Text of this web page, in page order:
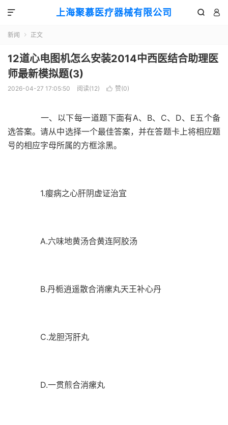
上海聚慕医疗器械有限公司  

新闻  正文
12道心电图机怎么安装2014中西医结合助理医
师最新模拟题(3)
2026-04-27 17:05:50 阅读(12)  赞(0)
一、以下每一道题下面有A、B、C、D、E五个备
选答案。请从中选择一个最佳答案，并在答题卡上将相应题
号的相应字母所属的方框涂黑。
1.瘿病之心肝阴虚证治宜
A.六味地黄汤合黄连阿胶汤
B.丹栀逍遥散合消瘰丸天王补心丹
C.龙胆泻肝丸
D.一贯煎合消瘰丸